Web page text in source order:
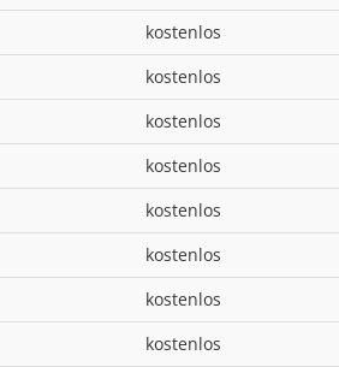
kostenlos
kostenlos
kostenlos
kostenlos
kostenlos
kostenlos
kostenlos
kostenlos